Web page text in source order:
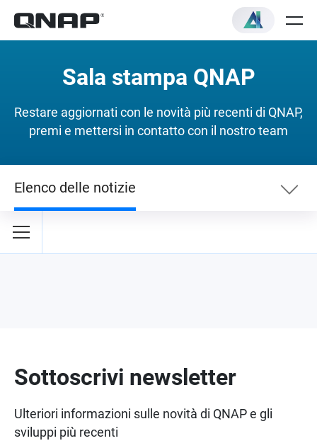
Sala stampa QNAP
Restare aggiornati con le novità più recenti di QNAP,
premi e mettersi in contatto con il nostro team
Elenco delle notizie
Elenco delle notizie
Sottoscrivi newsletter
Ulteriori informazioni sulle novità di QNAP e gli
sviluppi più recenti